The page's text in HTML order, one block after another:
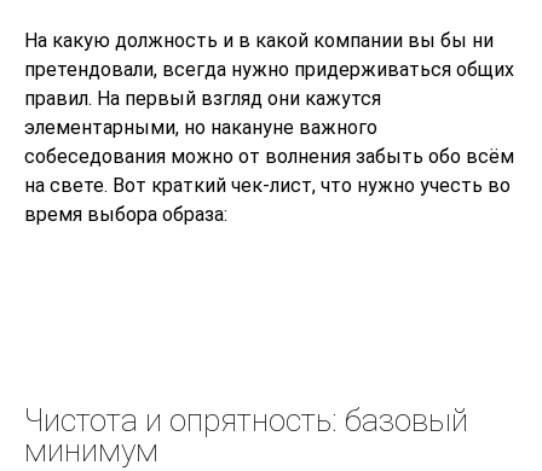
На какую должность и в какой компании вы бы ни
претендовали, всегда нужно придерживаться общих
правил. На первый взгляд они кажутся
элементарными, но накануне важного
собеседования можно от волнения забыть обо всём
на свете. Вот краткий чек-лист, что нужно учесть во
время выбора образа:
Чистота и опрятность: базовый
минимум